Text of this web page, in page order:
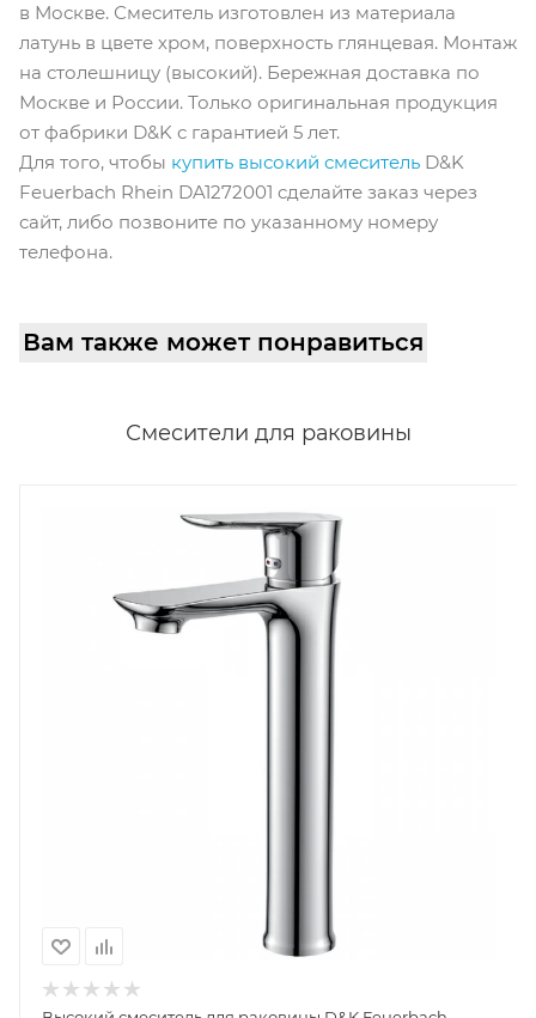
в Москве. Смеситель изготовлен из материала
латунь в цвете хром, поверхность глянцевая. Монтаж
на столешницу (высокий). Бережная доставка по
Москве и России. Только оригинальная продукция
от фабрики D&K с гарантией 5 лет.
Для того, чтобы купить высокий смеситель D&K
Feuerbach Rhein DA1272001 cделайте заказ через
сайт, либо позвоните по указанному номеру
телефона.
Вам также может понравиться
Смесители для раковины